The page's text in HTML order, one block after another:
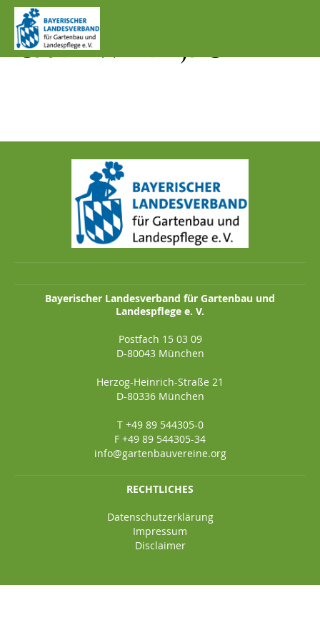
IMG_1301_MÄRZENBE
CHER WALD.JPG
Bayerischer Landesverband für Gartenbau und
Landespflege e. V.
Postfach 15 03 09
D-80043 München
Herzog-Heinrich-Straße 21
D-80336 München
T +49 89 544305-0
F +49 89 544305-34
info@gartenbauvereine.org
RECHTLICHES
Datenschutzerklärung
Impressum
Disclaimer